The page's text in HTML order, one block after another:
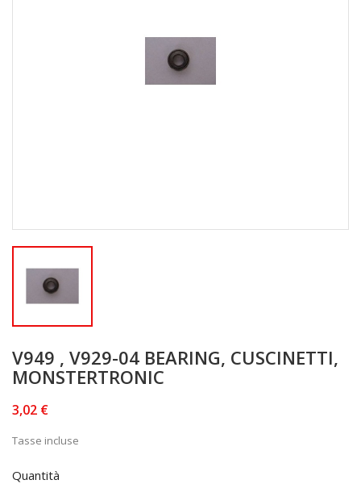
V949 , V929-04 BEARING, CUSCINETTI,
MONSTERTRONIC
3,02 €
Tasse incluse
Quantità